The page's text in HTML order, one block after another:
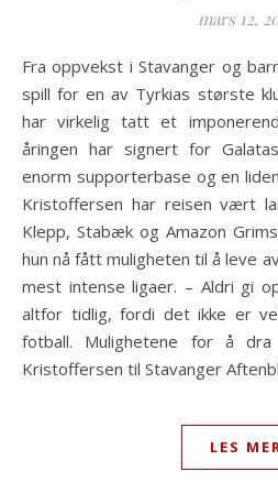
mars 12,
Fra oppvekst i Stavanger og barnefotball i Stavanger IF til
spill for en av Tyrkias største
har virkelig tatt et
åringen har signert for
enorm supporterbase og en
Kristoffersen har reisen vært
Klepp, Stabæk og Amazon
hun nå fått muligheten til å leve
mest intense ligaer. – Aldri gi
altfor tidlig, fordi det ikke er
fotball. Mulighetene for å
Kristoffersen til Stavanger
LES